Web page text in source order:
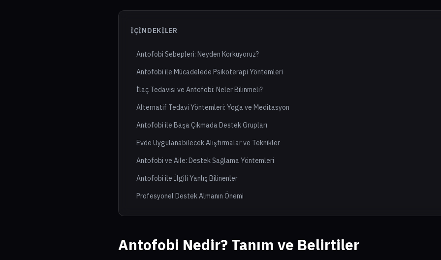
İÇINDEKILER
Antofobi Sebepleri: Neyden Korkuyoruz?
Antofobi ile Mücadelede Psikoterapi Yöntemleri
İlaç Tedavisi ve Antofobi: Neler Bilinmeli?
Alternatif Tedavi Yöntemleri: Yoga ve Meditasyon
Antofobi ile Başa Çıkmada Destek Grupları
Evde Uygulanabilecek Alıştırmalar ve Teknikler
Antofobi ve Aile: Destek Sağlama Yöntemleri
Antofobi ile İlgili Yanlış Bilinenler
Profesyonel Destek Almanın Önemi
Antofobi Nedir? Tanım ve Belirtiler